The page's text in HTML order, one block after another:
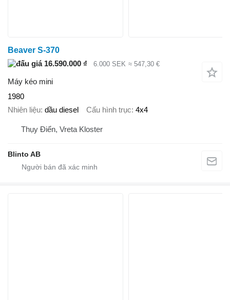
Beaver S-370
16.590.000 ₫
6.000 SEK ≈ 547,30 €
Máy kéo mini
1980
Nhiên liệu dầu diesel Cấu hình trục 4x4
Thụy Điển, Vreta Kloster
Blinto AB